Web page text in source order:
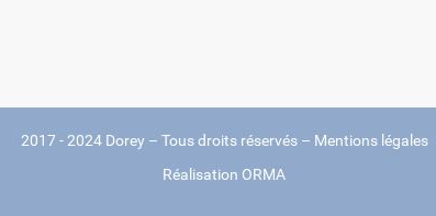
2017 - 2024 Dorey – Tous droits réservés – Mentions légales
Réalisation ORMA